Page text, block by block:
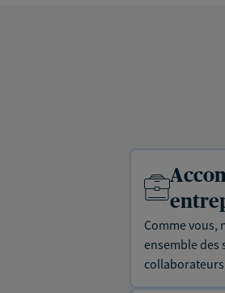
Comme vous,
ensemble des